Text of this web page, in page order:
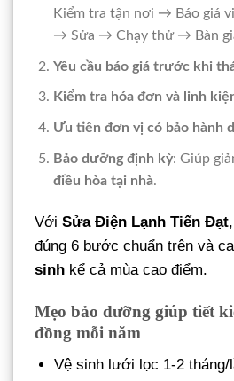
Kiểm tra tận nơi → Báo giá
→ Sửa → Chạy thử → Bàn
Yêu cầu báo giá trước khi
Kiểm tra hóa đơn và linh
Ưu tiên đơn vị có bảo hành
Bảo dưỡng định kỳ: Giúp
điều hòa tại nhà.
Với Sửa Điện Lạnh Tiến Đạt
đúng 6 bước chuẩn trên và
sinh kể cả mùa cao điểm.
Mẹo bảo dưỡng giúp tiết
đồng mỗi năm
Vệ sinh lưới lọc 1-2 tháng/